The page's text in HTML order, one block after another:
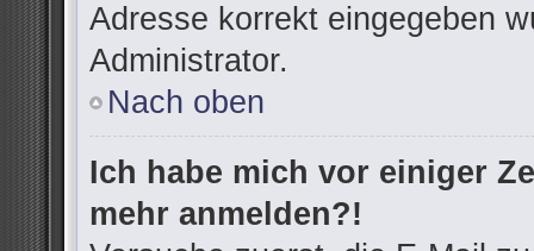
Adresse korrekt eingegeben
Administrator.
Nach oben
Ich habe mich vor einiger
mehr anmelden?!